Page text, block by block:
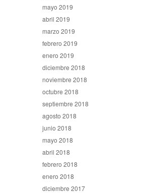
mayo 2019
abril 2019
marzo 2019
febrero 2019
enero 2019
diciembre 2018
noviembre 2018
octubre 2018
septiembre 2018
agosto 2018
junio 2018
mayo 2018
abril 2018
febrero 2018
enero 2018
diciembre 2017